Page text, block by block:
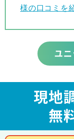
様の口コミを
ユ
現地
無